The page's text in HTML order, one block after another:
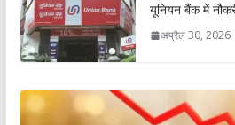
यूनियन बैंक में
अप्रैल 30, 2026